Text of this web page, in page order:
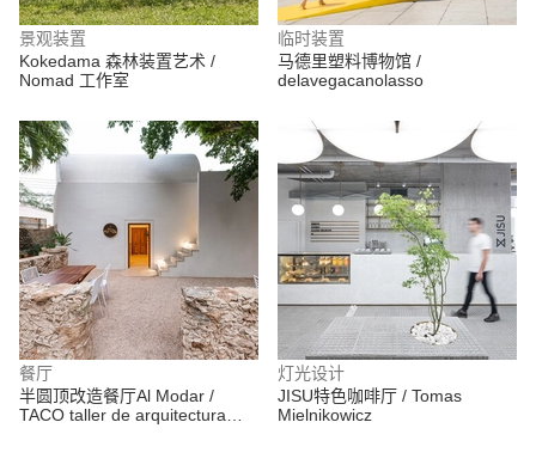
景观装置
Kokedama 森林装置艺术 /
Nomad 工作室
临时装置
马德里塑料博物馆 /
delavegacanolasso
餐厅
半圆顶改造餐厅Al Modar /
TACO taller de arquitectura
灯光设计
JISU特色咖啡厅 / Tomas
Mielnikowicz